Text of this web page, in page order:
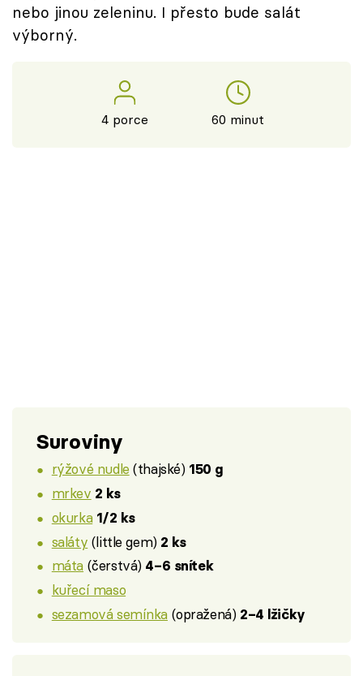
Přihlášení
nebo jinou zeleninu. I přesto bude salát
výborný.
4 porce 60 minut
Suroviny
rýžové nudle (thajské) 150 g
mrkev 2 ks
okurka 1/2 ks
saláty (little gem) 2 ks
máta (čerstvá) 4–6 snítek
kuřecí maso
sezamová semínka (opražená) 2–4 lžičky